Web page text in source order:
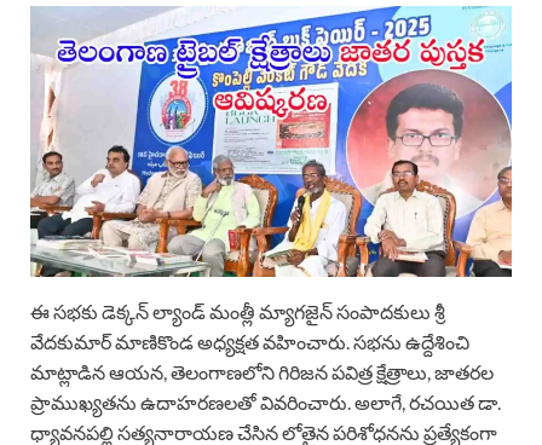
ఈ సభకు డెక్కన్ ల్యాండ్ మంత్లీ మ్యాగజైన్ సంపాదకులు శ్రీ
వేదకుమార్ మాణికొండ అధ్యక్షత వహించారు. సభను ఉద్దేశించి
మాట్లాడిన ఆయన, తెలంగాణలోని గిరిజన పవిత్ర క్షేత్రాలు, జాతరల
ప్రాముఖ్యతను ఉదాహరణలతో వివరించారు. అలాగే, రచయిత డా.
ధ్యావనపల్లి సత్యనారాయణ చేసిన లోతైన పరిశోధనను ప్రత్యేకంగా